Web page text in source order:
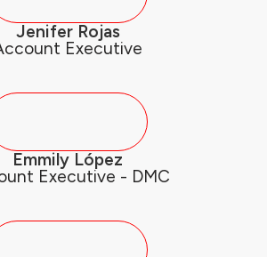
Jenifer Rojas
Executive
Emmily López
Executive - DMC